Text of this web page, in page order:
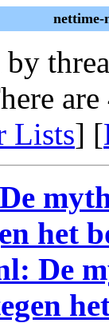
nettime-
by
are
Lists] [
het
De